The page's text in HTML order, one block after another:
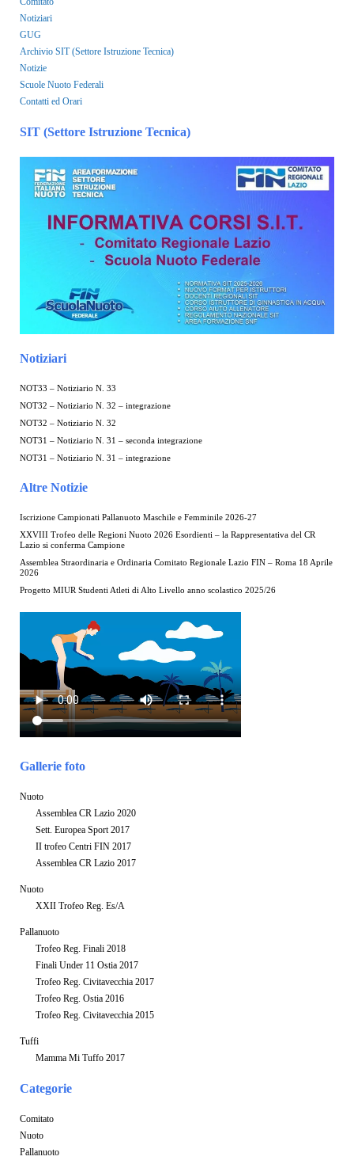
Notiziari
GUG
Archivio SIT (Settore Istruzione Tecnica)
Notizie
Scuole Nuoto Federali
Contatti ed Orari
SIT (Settore Istruzione Tecnica)
Notiziari
NOT33 – Notiziario N. 33
NOT32 – Notiziario N. 32 – integrazione
NOT32 – Notiziario N. 32
NOT31 – Notiziario N. 31 – seconda integrazione
NOT31 – Notiziario N. 31 – integrazione
Altre Notizie
Iscrizione Campionati Pallanuoto Maschile e Femminile 2026-27
XXVIII Trofeo delle Regioni Nuoto 2026 Esordienti – la Rappresentativa del CR
Lazio si conferma Campione
Assemblea Straordinaria e Ordinaria Comitato Regionale Lazio FIN – Roma 18 Aprile
2026
Progetto MIUR Studenti Atleti di Alto Livello anno scolastico 2025/26
Gallerie foto
Nuoto
Assemblea CR Lazio 2020
Sett. Europea Sport 2017
II trofeo Centri FIN 2017
Assemblea CR Lazio 2017
Nuoto
XXII Trofeo Reg. Es/A
Pallanuoto
Trofeo Reg. Finali 2018
Finali Under 11 Ostia 2017
Trofeo Reg. Civitavecchia 2017
Trofeo Reg. Ostia 2016
Trofeo Reg. Civitavecchia 2015
Tuffi
Mamma Mi Tuffo 2017
Categorie
Comitato
Nuoto
Pallanuoto